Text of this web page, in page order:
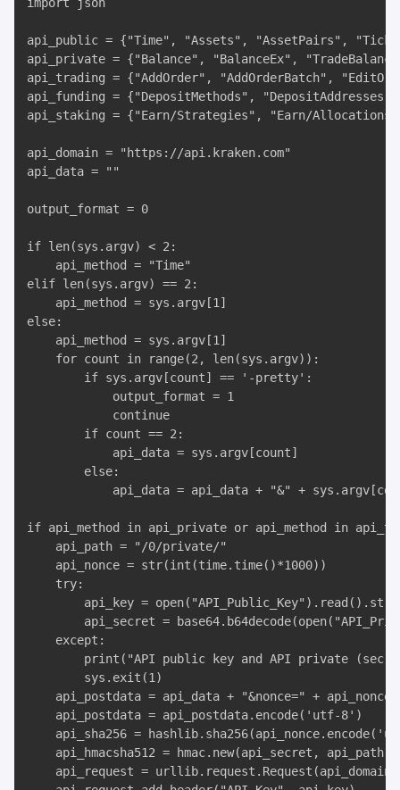
api_public = {"Time", "Assets", "AssetPairs",
api_private = {"Balance", "BalanceEx",
api_trading = {"AddOrder", "AddOrderBatch",
api_funding = {"DepositMethods",
api_staking = {"Earn/Strategies", "Earn/
api_domain = "https://api.kraken.com"
api_data = ""
output_format = 0
if len(sys.argv) < 2:
elif len(sys.argv) == 2:
else:
if api_method in api_private or api_method in